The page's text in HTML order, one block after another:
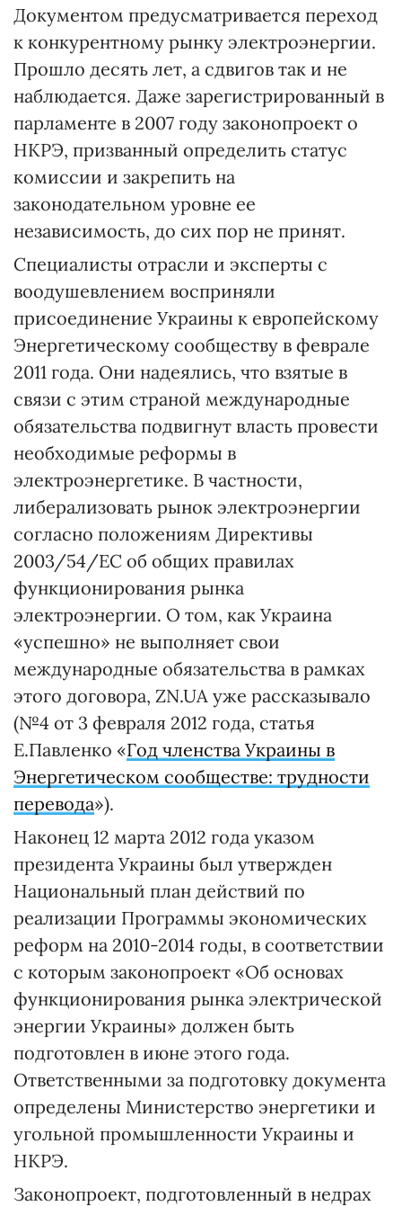
Документом предусматривается переход
к конкурентному рынку электроэнергии.
Прошло десять лет, а сдвигов так и не
наблюдается. Даже зарегистрированный в
парламенте в 2007 году законопроект о
НКРЭ, призванный определить статус
комиссии и закрепить на
законодательном уровне ее
независимость, до сих пор не принят.
Специалисты отрасли и эксперты с
воодушевлением восприняли
присоединение Украины к европейскому
Энергетическому сообществу в феврале
2011 года. Они надеялись, что взятые в
связи с этим страной международные
обязательства подвигнут власть провести
необходимые реформы в
электроэнергетике. В частности,
либерализовать рынок электроэнергии
согласно положениям Директивы
2003/54/ЕС об общих правилах
функционирования рынка
электроэнергии. О том, как Украина
«успешно» не выполняет свои
международные обязательства в рамках
этого договора, ZN.UA уже рассказывало
(№4 от 3 февраля 2012 года, статья
Е.Павленко «Год членства Украины в
Энергетическом сообществе: трудности
перевода»).
Наконец 12 марта 2012 года указом
президента Украины был утвержден
Национальный план действий по
реализации Программы экономических
реформ на 2010-2014 годы, в соответствии
с которым законопроект «Об основах
функционирования рынка электрической
энергии Украины» должен быть
подготовлен в июне этого года.
Ответственными за подготовку документа
определены Министерство энергетики и
угольной промышленности Украины и
НКРЭ.
Законопроект, подготовленный в недрах